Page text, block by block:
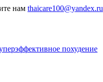
нам thaicare100@yandex.ru
похудение